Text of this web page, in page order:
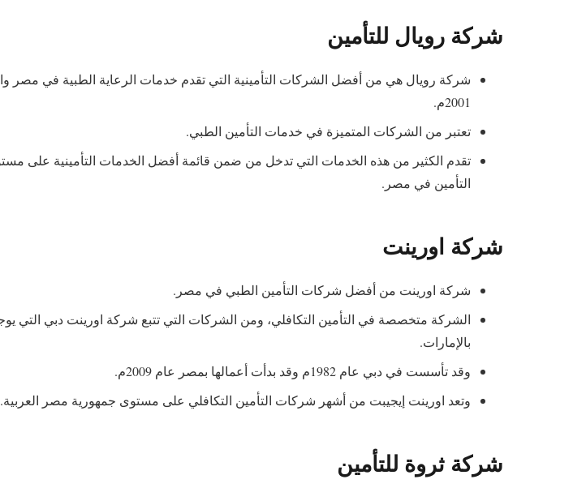
شركة رويال للتأمين
شركة رويال هي من أفضل الشركات التأمينية التي تقدم خدمات الرعاية الطبية في مصر
2001م.
تعتبر من الشركات المتميزة في خدمات التأمين الطبي.
تقدم الكثير من هذه الخدمات التي تدخل من ضمن قائمة أفضل الخدمات التأمينية على
التأمين في مصر.
شركة اورينت
شركة اورينت من أفضل شركات التأمين الطبي في مصر.
الشركة متخصصة في التأمين التكافلي، ومن الشركات التي تتبع شركة اورينت دبي التي
بالإمارات.
وقد تأسست في دبي عام 1982م وقد بدأت أعمالها بمصر عام 2009م.
وتعد اورينت إيجيبت من أشهر شركات التأمين التكافلي على مستوى جمهورية مصر العربية.
شركة ثروة للتأمين